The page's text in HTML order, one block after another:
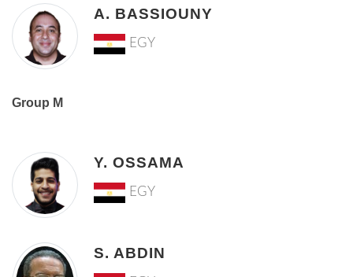
A. BASSIOUNY
EGY
Group M
Y. OSSAMA
EGY
S. ABDIN